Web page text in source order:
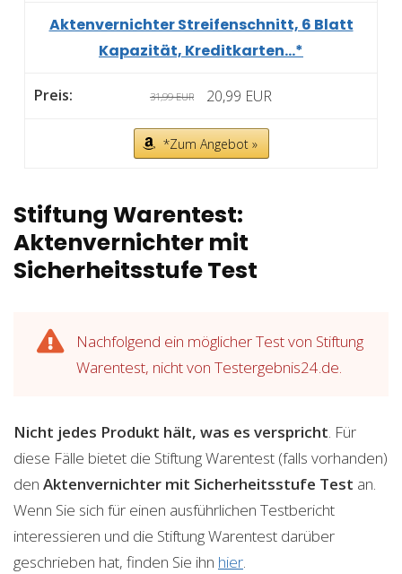
Aktenvernichter Streifenschnitt, 6 Blatt
Kapazität, Kreditkarten...*
31,99 EUR 20,99 EUR
*Zum Angebot »
Stiftung Warentest:
Aktenvernichter mit
Sicherheitsstufe Test
Nachfolgend ein möglicher Test von Stiftung
Warentest, nicht von Testergebnis24.de.
Nicht jedes Produkt hält, was es verspricht. Für
diese Fälle bietet die Stiftung Warentest (falls vorhanden)
den Aktenvernichter mit Sicherheitsstufe Test an.
Wenn Sie sich für einen ausführlichen Testbericht
interessieren und die Stiftung Warentest darüber
geschrieben hat, finden Sie ihn hier.